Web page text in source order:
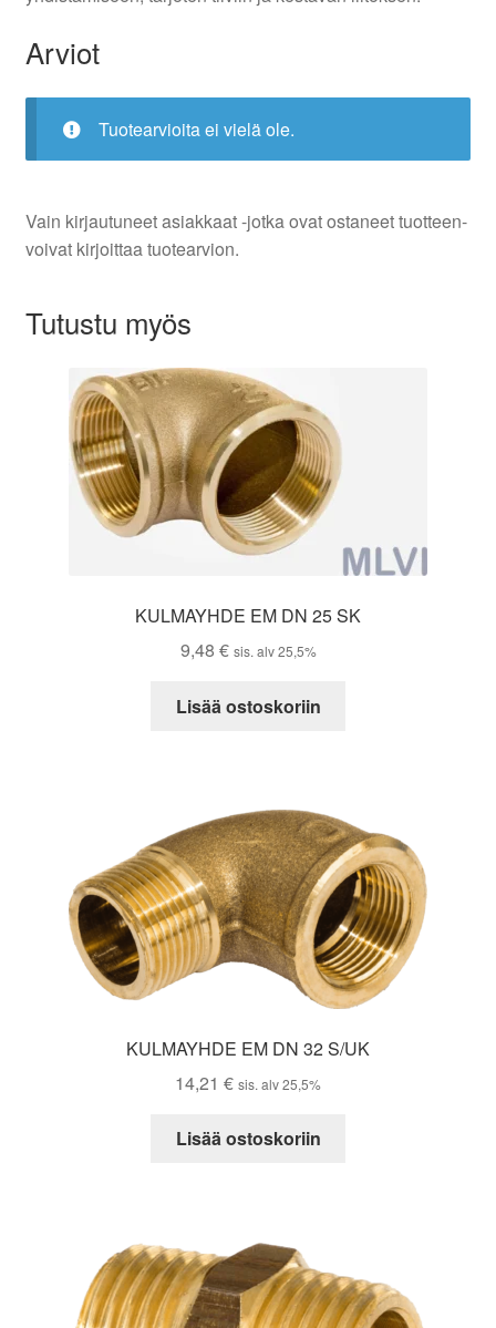
Arviot
Tuotearvioita ei vielä ole.
Vain kirjautuneet asiakkaat -jotka ovat ostaneet tuotteen-
voivat kirjoittaa tuotearvion.
Tutustu myös
KULMAYHDE EM DN 25 SK
9,48 € sis. alv 25,5%
Lisää ostoskoriin
KULMAYHDE EM DN 32 S/UK
14,21 € sis. alv 25,5%
Lisää ostoskoriin